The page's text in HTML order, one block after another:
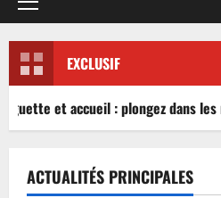
Menu
EXCLUSIF
et accueil : plongez dans les
ACTUALITÉS PRINCIPALES